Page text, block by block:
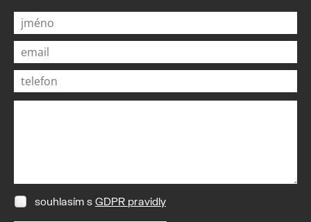
souhlasím s GDPR pravidly